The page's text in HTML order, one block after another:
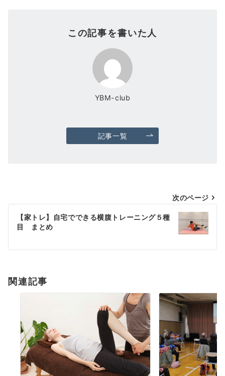
この記事を書いた人
YBM-club
記事一覧
ナ
ビ
ー
次のページ
【家トレ】自宅でできる横腹トレーニング５種
目 まとめ
関連記事